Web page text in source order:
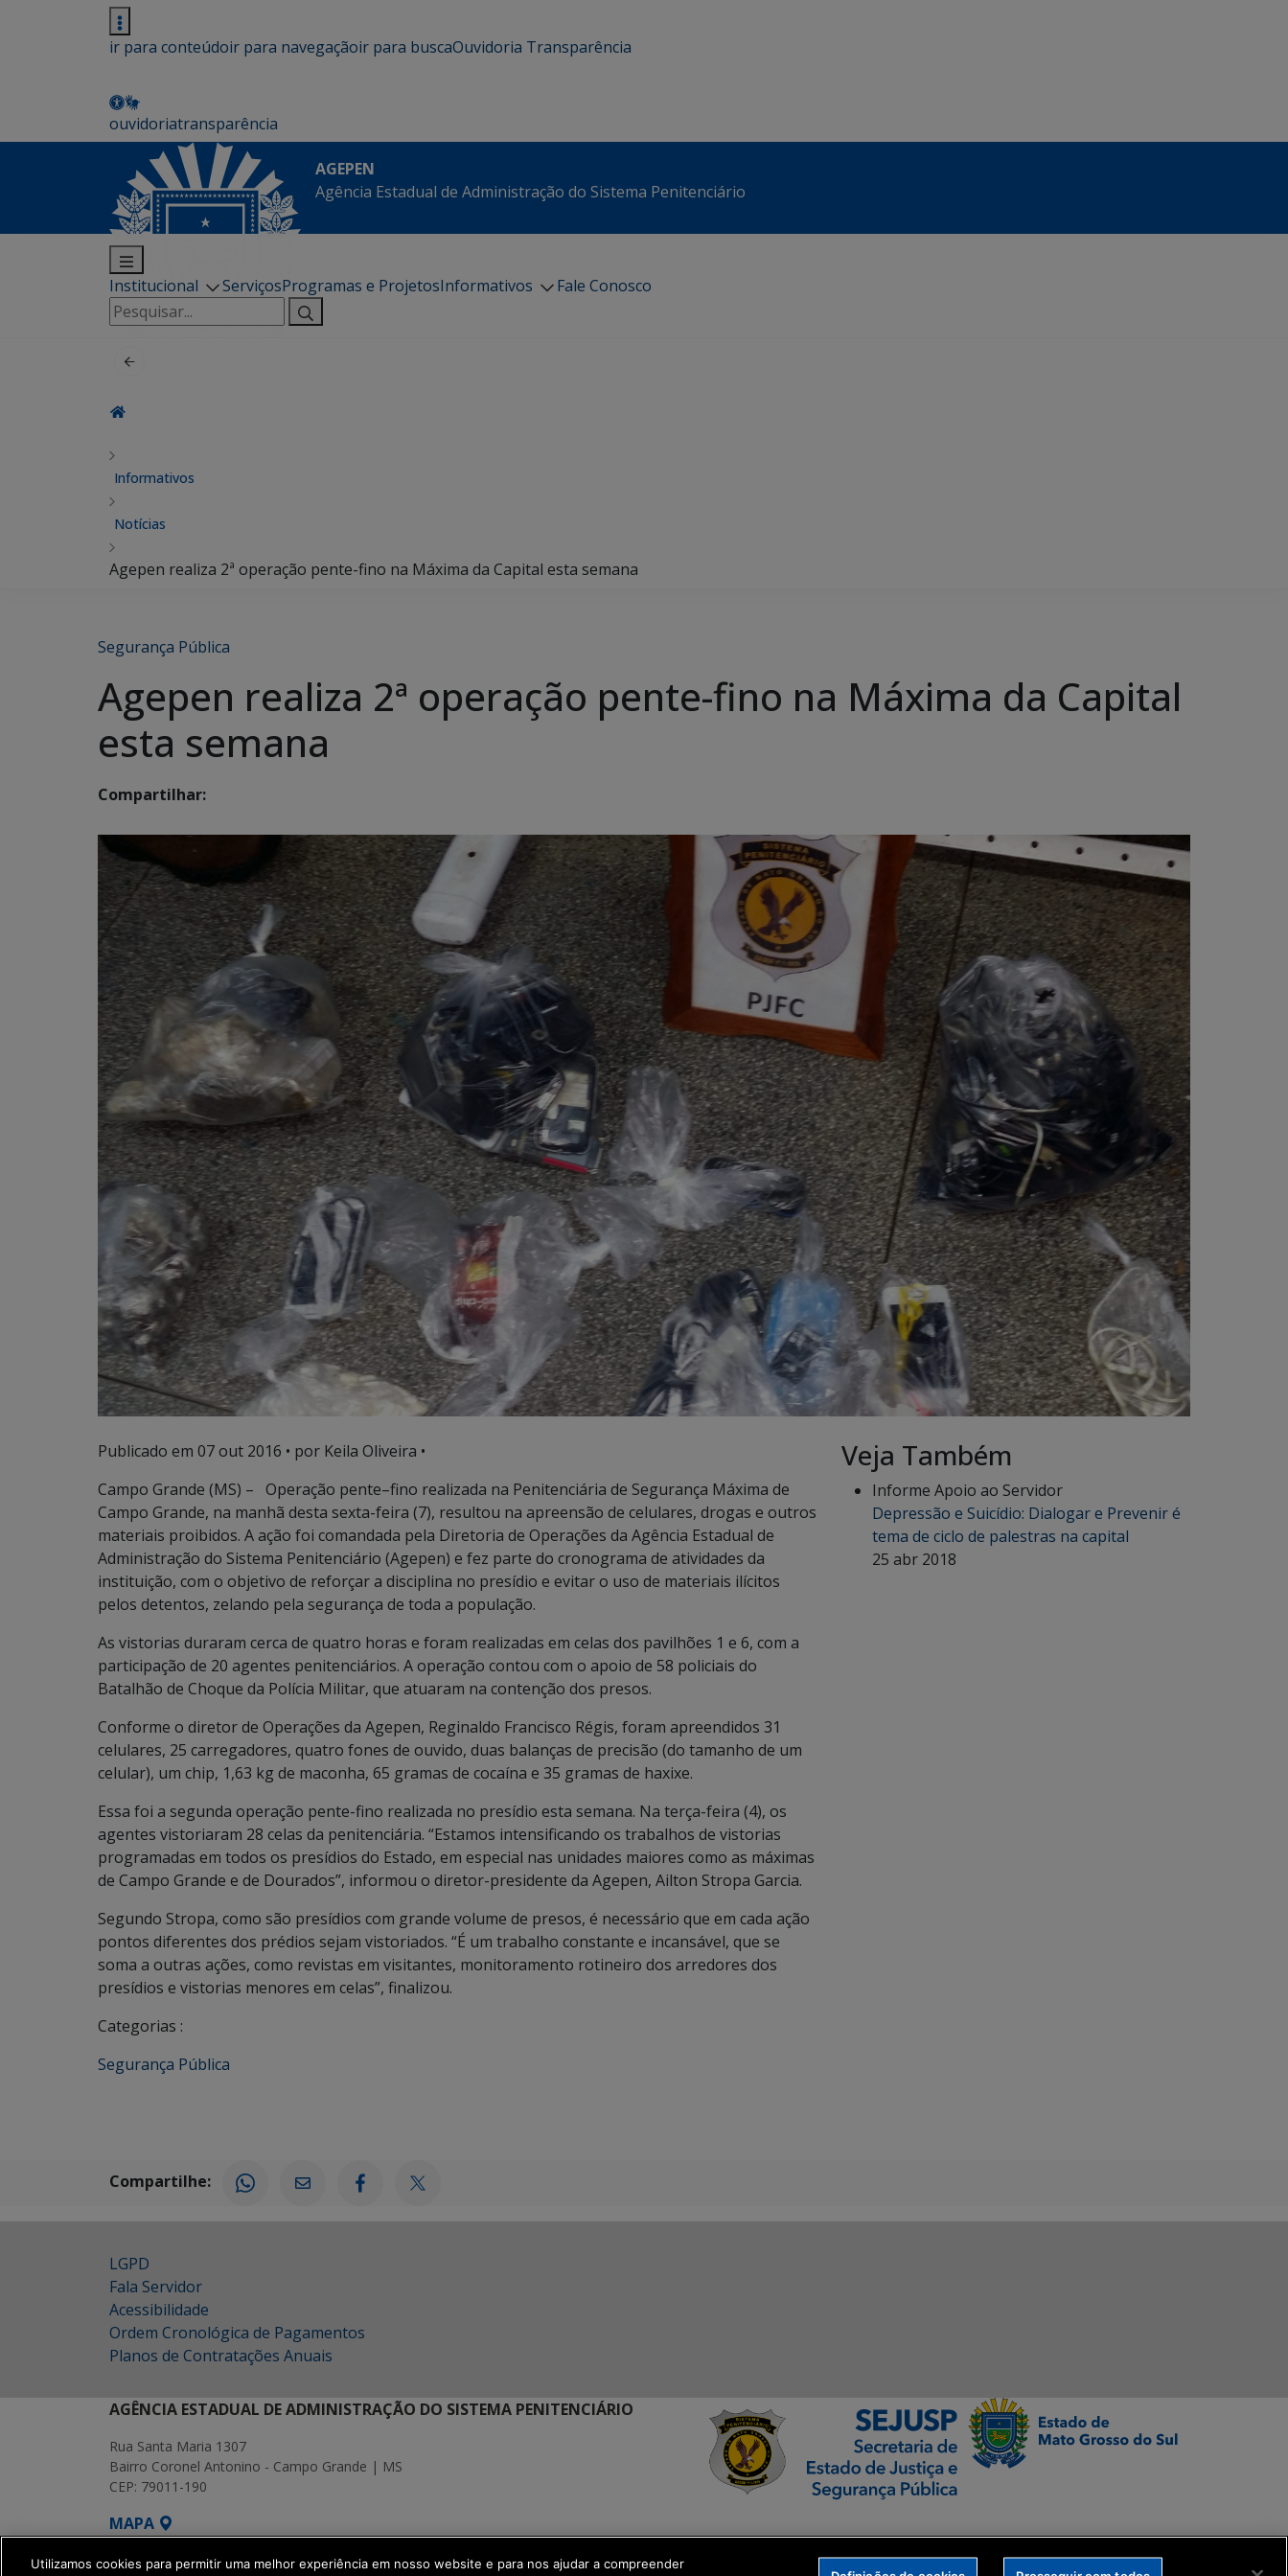
ir para conteúdoir para navegaçãoir para buscaOuvidoria Transparência
ouvidoriatransparência
AGEPEN
Agência Estadual de Administração do Sistema Penitenciário
Institucional ServiçosProgramas e ProjetosInformativos
Fale Conosco
Pesquisar
por:
Informativos
Notícias
Agepen realiza 2ª operação pente-fino na Máxima da Capital esta semana
Segurança Pública
Agepen realiza 2ª operação pente-fino na Máxima da Capital
esta semana
Compartilhar:
Publicado em 07 out 2016 • por Keila Oliveira •
Campo Grande (MS) – Operação pente–fino realizada na Penitenciária de Segurança Máxima de
Campo Grande, na manhã desta sexta-feira (7), resultou na apreensão de celulares, drogas e outros
materiais proibidos. A ação foi comandada pela Diretoria de Operações da Agência Estadual de
Administração do Sistema Penitenciário (Agepen) e fez parte do cronograma de atividades da
instituição, com o objetivo de reforçar a disciplina no presídio e evitar o uso de materiais ilícitos
pelos detentos, zelando pela segurança de toda a população.
As vistorias duraram cerca de quatro horas e foram realizadas em celas dos pavilhões 1 e 6, com a
participação de 20 agentes penitenciários. A operação contou com o apoio de 58 policiais do
Batalhão de Choque da Polícia Militar, que atuaram na contenção dos presos.
Conforme o diretor de Operações da Agepen, Reginaldo Francisco Régis, foram apreendidos 31
celulares, 25 carregadores, quatro fones de ouvido, duas balanças de precisão (do tamanho de um
celular), um chip, 1,63 kg de maconha, 65 gramas de cocaína e 35 gramas de haxixe.
Essa foi a segunda operação pente-fino realizada no presídio esta semana. Na terça-feira (4), os
agentes vistoriaram 28 celas da penitenciária. “Estamos intensificando os trabalhos de vistorias
programadas em todos os presídios do Estado, em especial nas unidades maiores como as máximas
de Campo Grande e de Dourados”, informou o diretor-presidente da Agepen, Ailton Stropa Garcia.
Segundo Stropa, como são presídios com grande volume de presos, é necessário que em cada ação
pontos diferentes dos prédios sejam vistoriados. “É um trabalho constante e incansável, que se
soma a outras ações, como revistas em visitantes, monitoramento rotineiro dos arredores dos
presídios e vistorias menores em celas”, finalizou.
Categorias :
Segurança Pública
Veja Também
Informe Apoio ao Servidor
Depressão e Suicídio: Dialogar e Prevenir é
tema de ciclo de palestras na capital
25 abr 2018
Compartilhe:
LGPD
Fala Servidor
Acessibilidade
Ordem Cronológica de Pagamentos
Planos de Contratações Anuais
AGÊNCIA ESTADUAL DE ADMINISTRAÇÃO DO SISTEMA PENITENCIÁRIO
Rua Santa Maria 1307
Bairro Coronel Antonino - Campo Grande | MS
CEP: 79011-190
MAPA
SETDIG | Secretaria-Executiva de Transformação Digital
Utilizamos cookies para permitir uma melhor experiência em nosso website e para nos ajudar a compreender